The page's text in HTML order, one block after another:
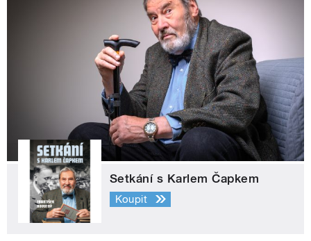
Setkání s Karlem Čapkem
Koupit